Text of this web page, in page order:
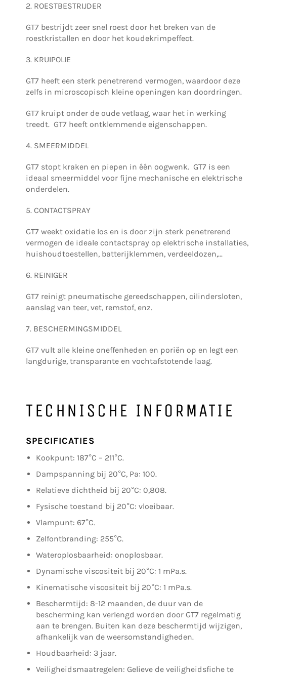
2. ROESTBESTRIJDER
GT7 bestrijdt zeer snel roest door het breken van de
roestkristallen en door het koudekrimpeffect.
3. KRUIPOLIE
GT7 heeft een sterk penetrerend vermogen, waardoor deze
zelfs in microscopisch kleine openingen kan doordringen.
GT7 kruipt onder de oude vetlaag, waar het in werking
treedt. GT7 heeft ontklemmende eigenschappen.
4. SMEERMIDDEL
GT7 stopt kraken en piepen in één oogwenk. GT7 is een
ideaal smeermiddel voor fijne mechanische en elektrische
onderdelen.
5. CONTACTSPRAY
GT7 weekt oxidatie los en is door zijn sterk penetrerend
vermogen de ideale contactspray op elektrische installaties,
huishoudtoestellen, batterijklemmen, verdeeldozen,...
6. REINIGER
GT7 reinigt pneumatische gereedschappen, cilindersloten,
aanslag van teer, vet, remstof, enz.
7. BESCHERMINGSMIDDEL
GT7 vult alle kleine oneffenheden en poriën op en legt een
langdurige, transparante en vochtafstotende laag.
TECHNISCHE INFORMATIE
SPECIFICATIES
Kookpunt: 187°C – 211°C.
Dampspanning bij 20°C, Pa: 100.
Relatieve dichtheid bij 20°C: 0,808.
Fysische toestand bij 20°C: vloeibaar.
Vlampunt: 67°C.
Zelfontbranding: 255°C.
Wateroplosbaarheid: onoplosbaar.
Dynamische viscositeit bij 20°C: 1 mPa.s.
Kinematische viscositeit bij 20°C: 1 mPa.s.
Beschermtijd: 8-12 maanden, de duur van de
bescherming kan verlengd worden door GT7 regelmatig
aan te brengen. Buiten kan deze beschermtijd wijzigen,
afhankelijk van de weersomstandigheden.
Houdbaarheid: 3 jaar.
Veiligheidsmaatregelen: Gelieve de veiligheidsfiche te